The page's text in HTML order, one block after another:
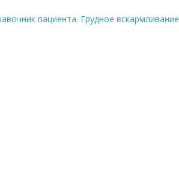
пациента. Грудное вскармливание